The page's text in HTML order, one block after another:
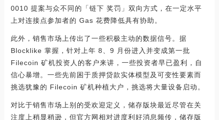
0010 提案与众不同的「链下 奖罚」双向方式，在一定水平
上对连接点参加者的 Gas 花费降低具有协助。
此外，销售市场上传出了一些积极主动的数据信号。据
Blocklike 掌握，针对上年 8、9 月份进入并变成第一批
Filecoin 矿机投资人的客户来讲，一些投资者早已盈利，自
信心暴增。一些先前困于质押贷款实体模型及可变性要素而
挑选犹豫的 Filecoin 矿机种植大户，挑选将大量设备启动。
对比于销售市场上别的受欢迎定义，储存版块最近尽管在关
注度上稍显稍逊，但官方网相对进度利好消息频传，储存版